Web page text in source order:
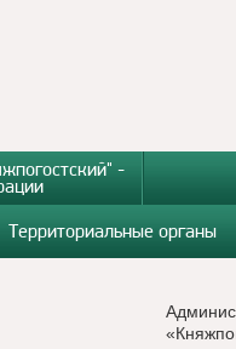
-
Территориальные органы